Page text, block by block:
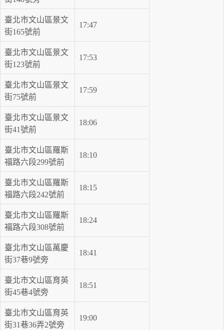
臺北市文山區景文
街165號前
17:47
臺北市文山區景文
街123號前
17:53
臺北市文山區景文
街75號前
17:59
臺北市文山區景文
街41號前
18:06
臺北市文山區羅斯
福路六段299號前
18:10
臺北市文山區羅斯
福路六段242號前
18:15
臺北市文山區羅斯
福路六段308號前
18:24
臺北市文山區萬慶
街37巷9號旁
18:41
臺北市文山區育英
街45巷4號旁
18:51
臺北市文山區育英
街31巷36弄2號旁
19:00